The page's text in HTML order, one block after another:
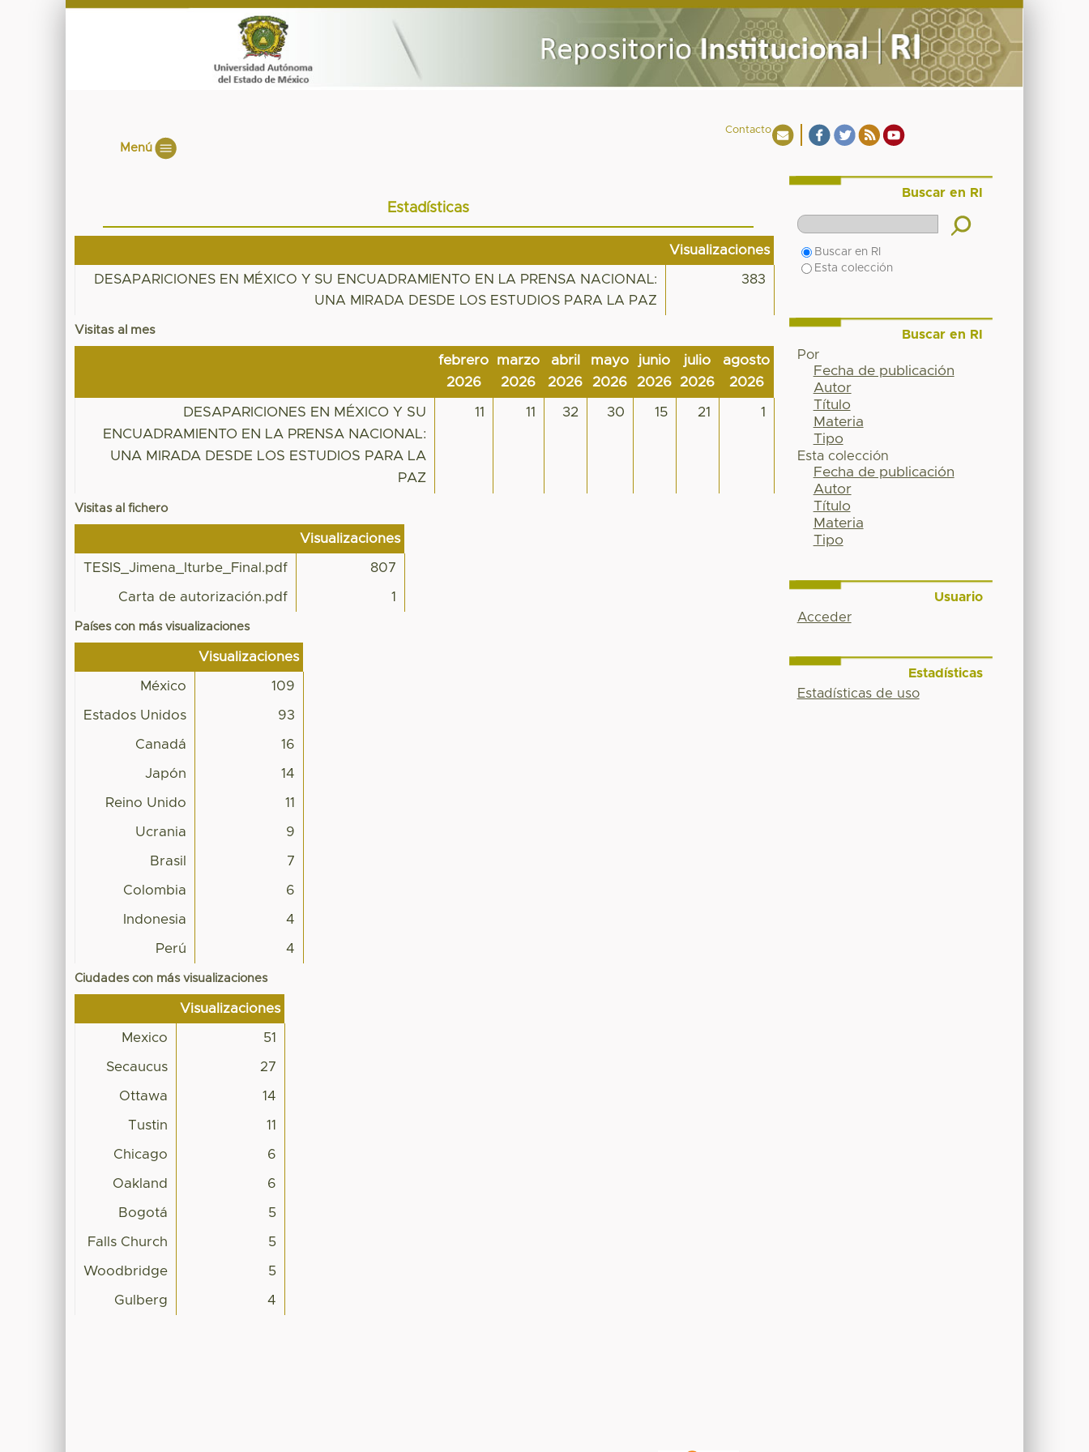
Contacto
Menú
Estadísticas
Visualizaciones
DESAPARICIONES EN MÉXICO Y SU ENCUADRAMIENTO EN LA PRENSA NACIONAL:
UNA MIRADA DESDE LOS ESTUDIOS PARA LA PAZ
383
Visitas al mes
febrero
2026
marzo
2026
abril
2026
mayo
2026
junio
2026
julio
2026
agosto
2026
DESAPARICIONES EN MÉXICO Y SU
ENCUADRAMIENTO EN LA PRENSA NACIONAL:
UNA MIRADA DESDE LOS ESTUDIOS PARA LA
PAZ
11 11 32 30 15 21 1
Visitas al fichero
Visualizaciones
TESIS_Jimena_Iturbe_Final.pdf 807
Carta de autorización.pdf 1
Países con más visualizaciones
Visualizaciones
México 109
Estados Unidos 93
Canadá 16
Japón 14
Reino Unido 11
Ucrania 9
Brasil 7
Colombia 6
Indonesia 4
Perú 4
Ciudades con más visualizaciones
Visualizaciones
Mexico 51
Secaucus 27
Ottawa 14
Tustin 11
Chicago 6
Oakland 6
Bogotá 5
Falls Church 5
Woodbridge 5
Gulberg 4
Buscar en RI
Buscar en RI
Esta colección
Buscar en RI
Por
Fecha de publicación
Autor
Título
Materia
Tipo
Esta colección
Fecha de publicación
Autor
Título
Materia
Tipo
Usuario
Acceder
Estadísticas
Estadísticas de uso